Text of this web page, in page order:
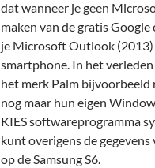
dat wanneer je geen
maken van de gratis
je Microsoft Outlook
smartphone. In het
het merk Palm
nog maar hun eigen
KIES softwareprogramma
kunt overigens de
op de Samsung S6.